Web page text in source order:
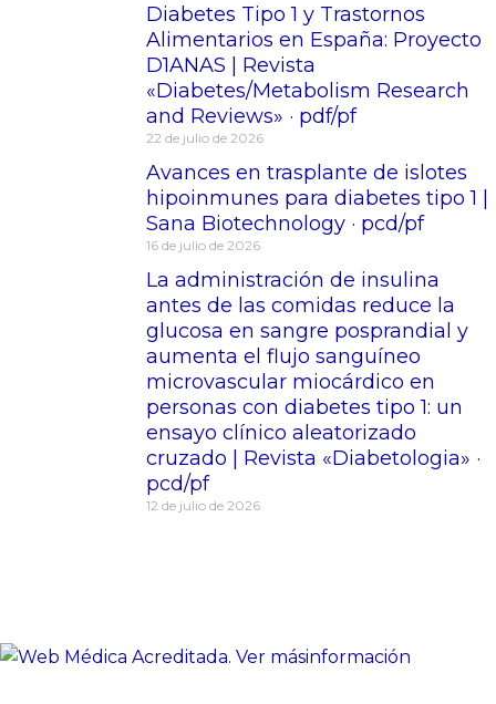
Diabetes Tipo 1 y Trastornos
Alimentarios en España: Proyecto
D1ANAS | Revista
«Diabetes/Metabolism Research
and Reviews» · pdf/pf
22 de julio de 2026
Avances en trasplante de islotes
hipoinmunes para diabetes tipo 1 |
Sana Biotechnology · pcd/pf
16 de julio de 2026
La administración de insulina
antes de las comidas reduce la
glucosa en sangre posprandial y
aumenta el flujo sanguíneo
microvascular miocárdico en
personas con diabetes tipo 1: un
ensayo clínico aleatorizado
cruzado | Revista «Diabetologia» ·
pcd/pf
12 de julio de 2026